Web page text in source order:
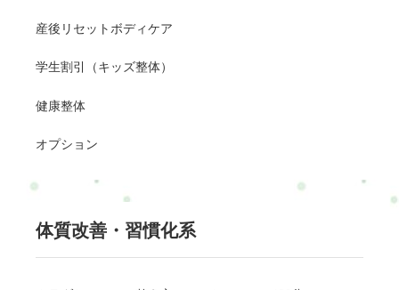
産後リセットボディケア
学生割引（キッズ整体）
健康整体
オプション
体質改善・習慣化系